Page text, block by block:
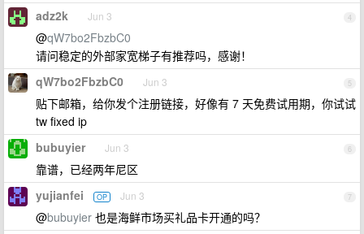
4
adz2k Jun 3
@qW7bo2FbzbC0
请问稳定的外部家宽梯子有推荐吗，感谢！
5
qW7bo2FbzbC0 Jun 3
贴下邮箱，给你发个注册链接，好像有 7 天免费试用期，你试试
tw fixed ip
6
bubuyier Jun 3
靠谱，已经两年尼区
7
yujianfei OP Jun 3
@bubuyier 也是海鲜市场买礼品卡开通的吗？